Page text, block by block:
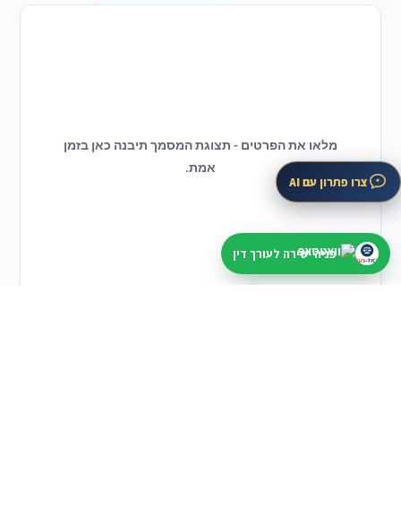
מלאו את הפרטים - תצוגת המסמך תיבנה כאן בזמן
אמת.
בודקים תחום, עיר ודחיפות לפני שממשיכים
בלי להציג מידע כללי כייעוץ אישי או הבטחה לתוצאה.
חיפוש לפי עיר
צרו פתרון עם AI
פניה ישירה לעורך דין